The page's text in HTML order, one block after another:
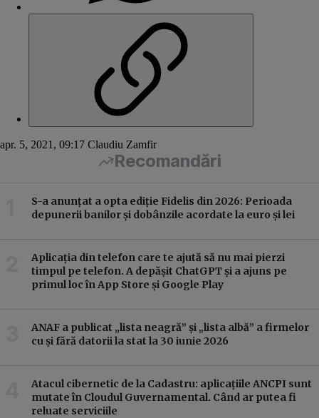
apr. 5, 2021, 09:17 Claudiu Zamfir
Recomandări
S-a anunțat a opta ediție Fidelis din 2026: Perioada
depunerii banilor și dobânzile acordate la euro și lei
Aplicația din telefon care te ajută să nu mai pierzi
timpul pe telefon. A depășit ChatGPT și a ajuns pe
primul loc în App Store și Google Play
ANAF a publicat „lista neagră” și „lista albă” a firmelor
cu și fără datorii la stat la 30 iunie 2026
Atacul cibernetic de la Cadastru: aplicațiile ANCPI sunt
mutate în Cloudul Guvernamental. Când ar putea fi
reluate serviciile